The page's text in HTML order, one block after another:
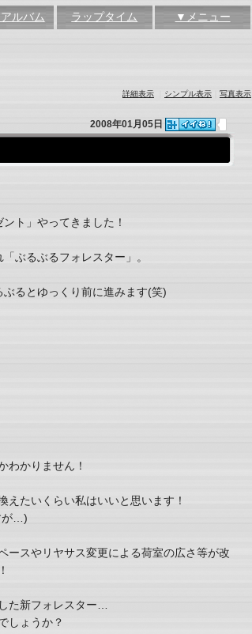
ルバム ラップタイム ▼メニュー
詳細表示 シンプル表示 写真表示
2008年01月05日
ント」やってきました！
ぶるぶるフォレスター」。
るとゆっくり前に進みます(笑)
わかりません！
たいくらい私はいいと思います！
が…)
ースやリヤサス変更による荷室の広さ等が改
た新フォレスター…
しょうか？